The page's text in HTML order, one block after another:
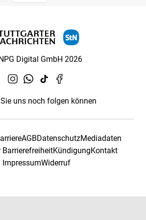
Digital GmbH 2026
uns noch folgen können
AGBDatenschutzMediadaten
BarrierefreiheitKündigungKontakt
ImpressumWiderruf